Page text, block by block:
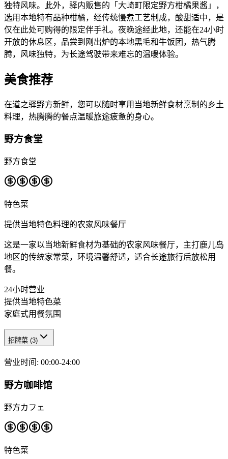
独特风味。此外，驿内贩售的「大崎町限定野方柑橘果酱」，
选用本地特有品种柑橘，经传统慢煮工艺制成，酸甜适中，是
仅在此处可购得的限定伴手礼。夜晚途经此地，还能在24小时
开放的休息区，品尝到刚出炉的本地黑毛和牛饭团，热气腾
腾，风味独特，为长途驾驶带来难忘的温暖体验。
美食推荐
在道之驿野方新鲜，您可以随时享用当地新鲜食材烹制的乡土
料理，热腾腾的餐点温暖旅途疲惫的身心。
野方食堂
野方食堂
特色菜
提供当地特色料理的农家风味餐厅
这是一家以当地新鲜食材为基础的农家风味餐厅，主打鹿儿岛
地区的传统家常菜，环境温馨舒适，适合长途旅行后放松用
餐。
24小时营业
提供当地特色菜
家庭式用餐氛围
招牌菜 (3)
营业时间 : 00:00-24:00
野方咖啡馆
野方カフェ
特色菜